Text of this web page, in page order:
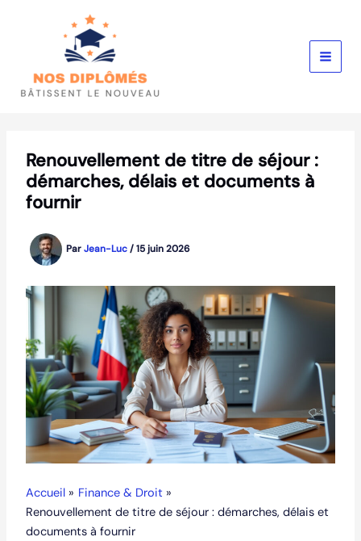
Renouvellement de titre de séjour :
démarches, délais et documents à
fournir
ParJean-Luc/15 juin 2026
Accueil
Finance & Droit
Renouvellement de titre de séjour : démarches, délais et
documents à fournir